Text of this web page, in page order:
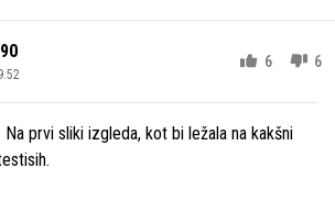
6 6
prvi sliki izgleda, kot bi ležala na kakšni